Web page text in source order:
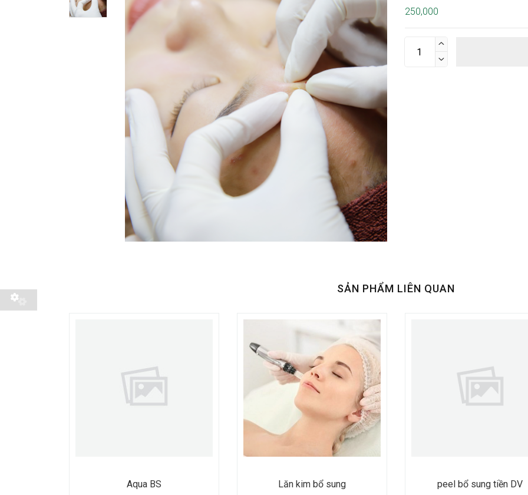
250,000


SẢN PHẨM LIÊN QUAN
Aqua BS
Lăn kim bổ sung
peel bổ sung tiền DV